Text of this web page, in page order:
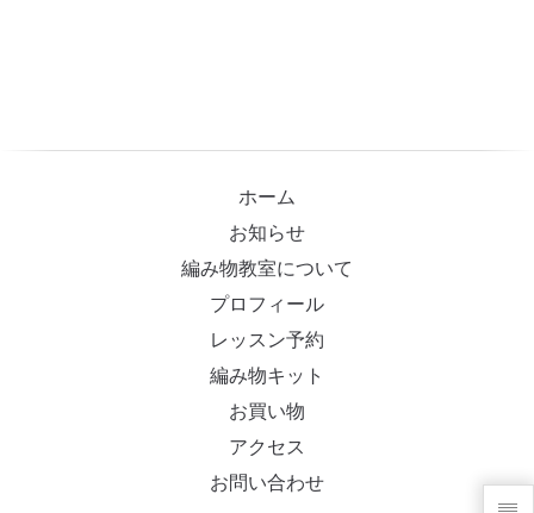
ホーム
お知らせ
編み物教室について
プロフィール
レッスン予約
編み物キット
お買い物
アクセス
お問い合わせ